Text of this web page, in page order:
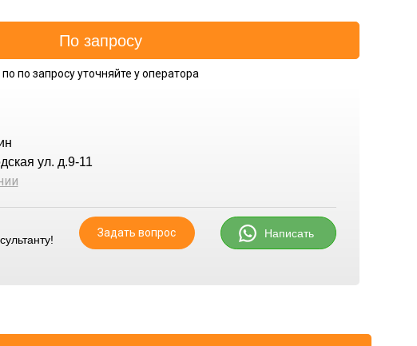
по запросу уточняйте у оператора
ул. д.9-11
Задать вопрос Написать